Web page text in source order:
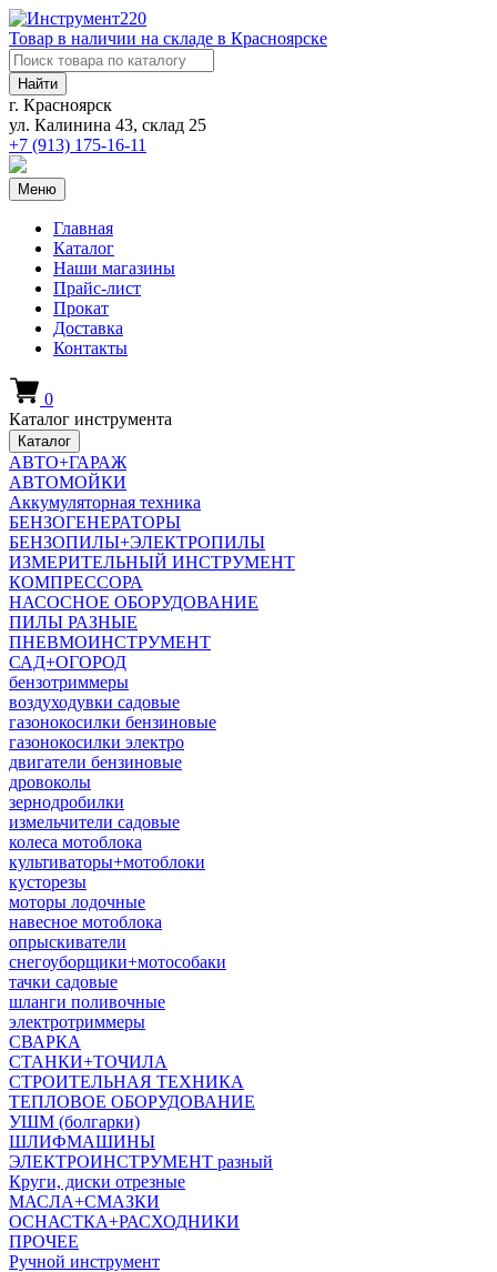
Товар в наличии на складе в Красноярске
Найти
г. Красноярск
ул. Калинина 43, склад 25
+7 (913) 175-16-11
Меню
Главная
Каталог
Наши магазины
Прайс-лист
Прокат
Доставка
Контакты
0
Каталог инструмента
Каталог
АВТО+ГАРАЖ
АВТОМОЙКИ
Аккумуляторная техника
БЕНЗОГЕНЕРАТОРЫ
БЕНЗОПИЛЫ+ЭЛЕКТРОПИЛЫ
ИЗМЕРИТЕЛЬНЫЙ ИНСТРУМЕНТ
КОМПРЕССОРА
НАСОСНОЕ ОБОРУДОВАНИЕ
ПИЛЫ РАЗНЫЕ
ПНЕВМОИНСТРУМЕНТ
САД+ОГОРОД
бензотриммеры
воздуходувки садовые
газонокосилки бензиновые
газонокосилки электро
двигатели бензиновые
дровоколы
зернодробилки
измельчители садовые
колеса мотоблока
культиваторы+мотоблоки
кусторезы
моторы лодочные
навесное мотоблока
опрыскиватели
снегоуборщики+мотособаки
тачки садовые
шланги поливочные
электротриммеры
СВАРКА
СТАНКИ+ТОЧИЛА
СТРОИТЕЛЬНАЯ ТЕХНИКА
ТЕПЛОВОЕ ОБОРУДОВАНИЕ
УШМ (болгарки)
ШЛИФМАШИНЫ
ЭЛЕКТРОИНСТРУМЕНТ разный
Круги, диски отрезные
МАСЛА+СМАЗКИ
ОСНАСТКА+РАСХОДНИКИ
ПРОЧЕЕ
Ручной инструмент